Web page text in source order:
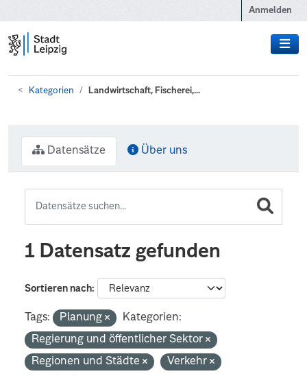
Anmelden
Kategorien Landwirtschaft, Fischerei,...
Datensätze Über uns
1 Datensatz gefunden
Sortieren nach
Tags: Planung
Kategorien:
Regierung und öffentlicher Sektor
Regionen und Städte
Verkehr